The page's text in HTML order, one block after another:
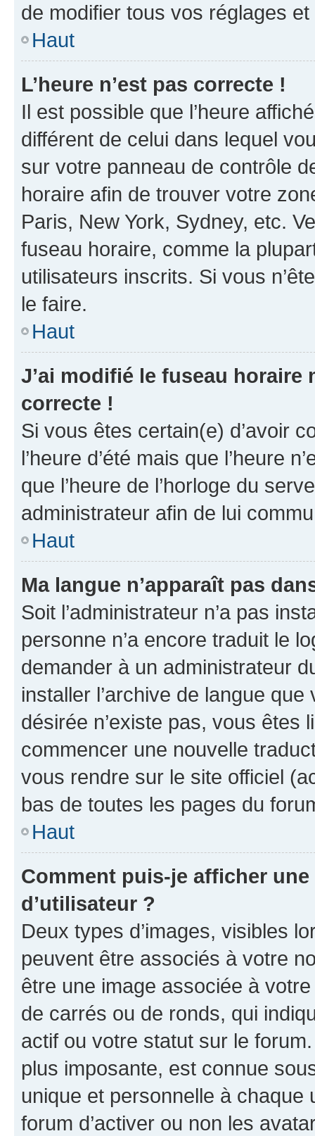
de modifier tous vos réglages
Haut
L’heure n’est pas correcte !
Il est possible que l’heure
différent de celui dans lequel
sur votre panneau de contrôle
horaire afin de trouver votre
Paris, New York, Sydney, etc.
fuseau horaire, comme la
utilisateurs inscrits. Si vous
le faire.
Haut
J’ai modifié le fuseau horaire
correcte !
Si vous êtes certain(e) d’avoir
l’heure d’été mais que l’heure
que l’heure de l’horloge du
administrateur afin de lui
Haut
Ma langue n’apparaît pas
Soit l’administrateur n’a pas
personne n’a encore traduit le
demander à un administrateur
installer l’archive de langue
désirée n’existe pas, vous êtes
commencer une nouvelle
vous rendre sur le site officiel
bas de toutes les pages du
Haut
Comment puis-je afficher
d’utilisateur ?
Deux types d’images, visibles
peuvent être associés à votre
être une image associée à
de carrés ou de ronds, qui
actif ou votre statut sur le
plus imposante, est connue
unique et personnelle à chaque
forum d’activer ou non les